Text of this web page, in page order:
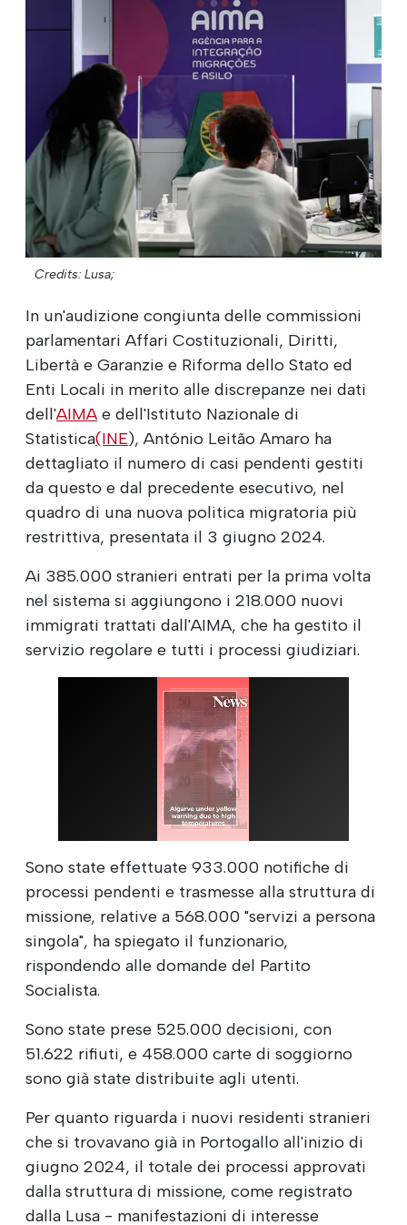
Credits: Lusa;
In un'audizione congiunta delle commissioni
parlamentari Affari Costituzionali, Diritti,
Libertà e Garanzie e Riforma dello Stato ed
Enti Locali in merito alle discrepanze nei dati
dell'AIMA e dell'Istituto Nazionale di
Statistica(INE), António Leitão Amaro ha
dettagliato il numero di casi pendenti gestiti
da questo e dal precedente esecutivo, nel
quadro di una nuova politica migratoria più
restrittiva, presentata il 3 giugno 2024.
Ai 385.000 stranieri entrati per la prima volta
nel sistema si aggiungono i 218.000 nuovi
immigrati trattati dall'AIMA, che ha gestito il
servizio regolare e tutti i processi giudiziari.
Sono state effettuate 933.000 notifiche di
processi pendenti e trasmesse alla struttura di
missione, relative a 568.000 "servizi a persona
singola", ha spiegato il funzionario,
rispondendo alle domande del Partito
Socialista.
Sono state prese 525.000 decisioni, con
51.622 rifiuti, e 458.000 carte di soggiorno
sono già state distribuite agli utenti.
Per quanto riguarda i nuovi residenti stranieri
che si trovavano già in Portogallo all'inizio di
giugno 2024, il totale dei processi approvati
dalla struttura di missione, come registrato
dalla Lusa - manifestazioni di interesse